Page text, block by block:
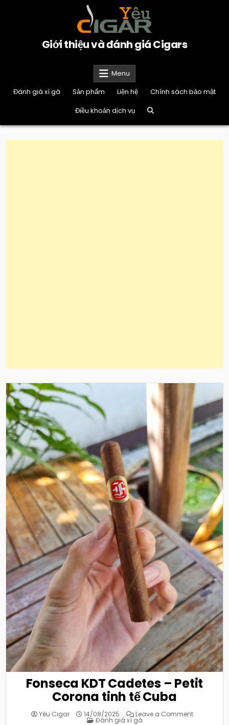
Giới thiệu và đánh giá Cigars
Menu
Đánh giá xì gà
Sản phẩm Liện hệ
Chính sách bảo mật
Điều khoản dịch vụ
Fonseca KDT Cadetes – Petit
Corona tinh tế Cuba
Yêu Cigar 14/08/2025 Leave a Commenton
Posted
Đánh giá xì gà